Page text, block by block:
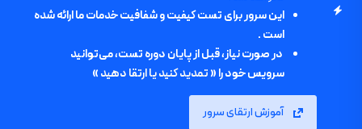
این سرور برای تست کیفیت و شفافیت خدمات ما ارائه شده
است .
در صورت نیاز، قبل از پایان دوره تست، می‌توانید
سرویس خود را «تمدید کنید یا ارتقا دهید»
آموزش ارتقای سرور